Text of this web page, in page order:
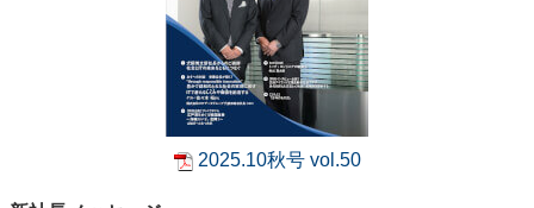
2025.10秋号 vol.50